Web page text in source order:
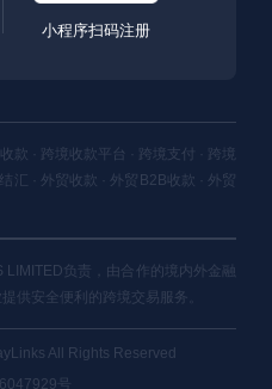
小程序扫码注册
款 · 跨境收款平台 · 跨境支付 · 跨境
汇 · 外贸收款 · 外贸B2B收款 · 外贸
LIMITED负责，由合作的境内外金融
供安全便利的跨境交易服务。
All Rights Reserved
号